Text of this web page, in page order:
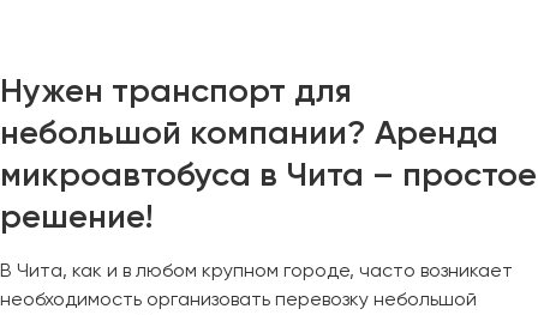
Нужен транспорт для
небольшой компании? Аренда
микроавтобуса в Чита – простое
решение!
В Чита, как и в любом крупном городе, часто возникает
необходимость организовать перевозку небольшой